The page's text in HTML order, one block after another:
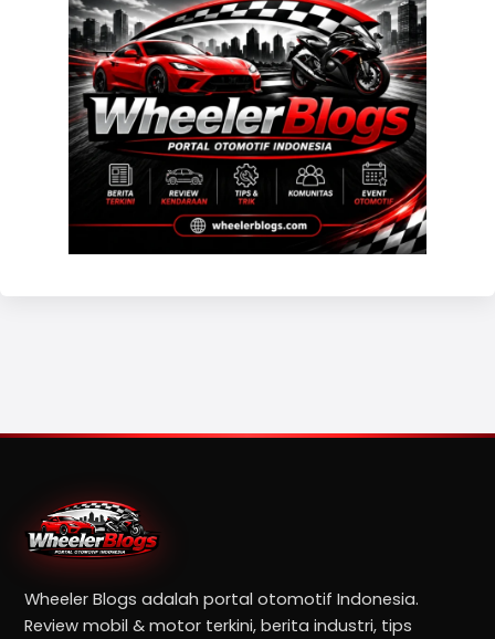
Wheeler Blogs adalah portal otomotif Indonesia.
Review mobil & motor terkini, berita industri, tips